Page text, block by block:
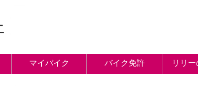
マイバイク バイク免許 リリ